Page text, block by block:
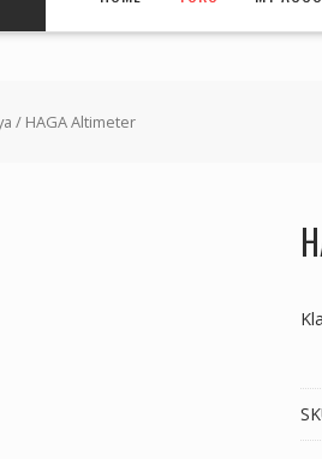
/ HAGA Altimeter